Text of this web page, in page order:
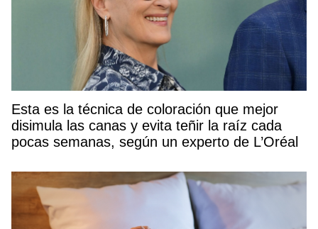
Esta es la técnica de coloración que mejor
disimula las canas y evita teñir la raíz cada
pocas semanas, según un experto de L’Oréal